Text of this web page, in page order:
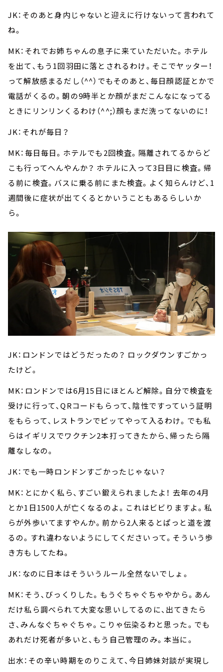
JK：そのあと身内じゃないと迎えに行けないって言われて
ね。
MK：それでお姉ちゃんの息子に来ていただいた。ホテル
を出て、もう1回羽田に落とされるわけ。そこでヤッター！
って解放感まるだし（^^）でもそのあと、毎日顔認証とかで
電話がくるの。朝の9時半とか顔がまだこんなになってる
ときにリンリンくるわけ（^^;）顔もまだ洗ってないのに！
JK：それが毎日？
MK：毎日毎日。ホテルでも2回検査。隔離されてるからど
こも行ってへんやんか？ ホテルに入って3日目に検査。帰
る前に検査。バスに乗る前にまた検査。よく知らんけど、1
週間後に症状が出てくるとかいうこともあるらしいか
ら。
JK：ロンドンではどうだったの？ ロックダウンすごかっ
たけど。
MK：ロンドンでは6月15日にほとんど解除。自分で検査を
受けに行って、QRコードもらって、陰性ですっていう証明
をもらって、レストランでピッてやって入るわけ。でも私
らはイギリスでワクチン2本打ってきたから、帰ったら隔
離なしなの。
JK：でも一時ロンドンすごかったじゃない？
MK：とにかく私ら、すごい鍛えられましたよ！ 去年の4月
とか1日1500人が亡くなるのよ。これはビビりますよ。私
らが外歩いてますやんか。前から2人来るとぱっと道を渡
るの。すれ違わないようにしてくださいって。そういう歩
き方もしてたね。
JK：なのに日本はそういうルール全然ないでしょ。
MK：そう、びっくりした。もうぐちゃぐちゃやから。あん
だけ私ら調べられて大変な思いしてるのに、出てきたら
さ、みんなぐちゃぐちゃ。こりゃ伝染るわと思った。でも
あれだけ死者が多いと、もう自己管理のみ。本当に。
出水：その辛い時期をのりこえて、今日姉妹対談が実現し